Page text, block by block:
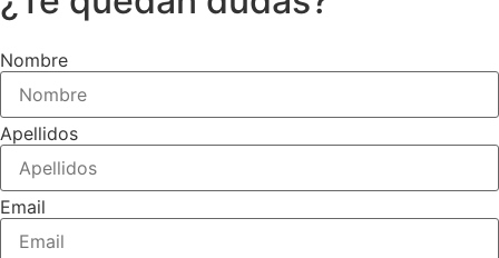
Nombre
Apellidos
Email